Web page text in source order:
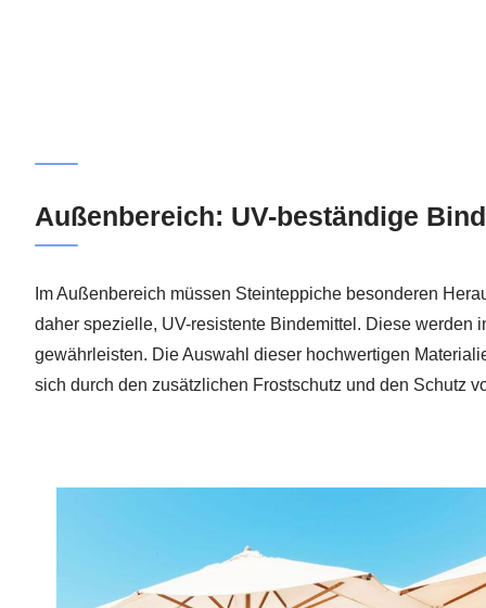
Außenbereich: UV-beständige
Im Außenbereich müssen Steinteppiche besonderen
daher spezielle, UV-resistente Bindemittel. Diese werden
gewährleisten. Die Auswahl dieser hochwertigen
sich durch den zusätzlichen Frostschutz und den Schutz